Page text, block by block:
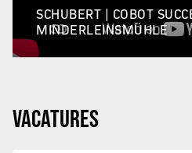
SCHUBERT | COBOT
MINDERLEINSMÜHLE
VACATURES